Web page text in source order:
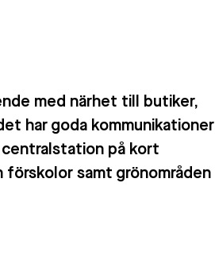
med närhet till butiker,
har goda kommunikationer
centralstation på kort
förskolor samt grönområden